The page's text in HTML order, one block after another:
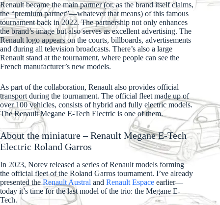
Renault became the main partner (or, as the brand itself claims,
the “premium partner”—whatever that means) of this famous
tournament back in 2022. The partnership not only enhances
the brand’s image but also serves as excellent advertising. The
Renault logo appears on the courts, billboards, advertisements
and during all television broadcasts. There’s also a large
Renault stand at the tournament, where people can see the
French manufacturer’s new models.
As part of the collaboration, Renault also provides official
transport during the tournament. The official fleet made up of
over 100 vehicles, consists of hybrid and fully electric models.
The Renault Megane E-Tech Electric is one of them.
About the miniature – Renault Megane E-Tech
Electric Roland Garros
In 2023, Norev released a series of Renault models forming
the official fleet of the Roland Garros tournament. I’ve already
presented theRenault Austral and Renault Espace earlier—
today it’s time for the last model of the trio: the Megane E-
Tech.